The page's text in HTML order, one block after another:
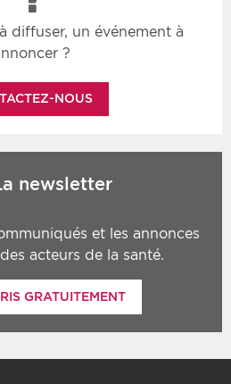
diffuser, un événement à
?
NOUS
newsletter
et les annonces
acteurs de la santé.
GRATUITEMENT